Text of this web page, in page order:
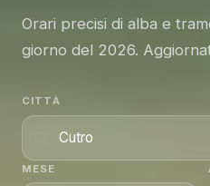
Orari precisi di alba e
giorno del 2026.
CITTÀ
MESE